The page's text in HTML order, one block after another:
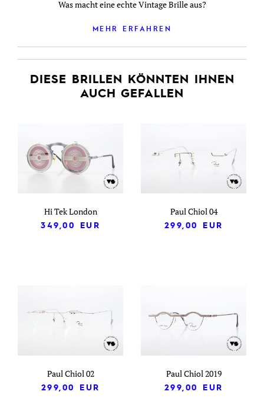
Was macht eine echte Vintage Brille aus?
MEHR ERFAHREN
DIESE BRILLEN KÖNNTEN IHNEN
AUCH GEFALLEN
Hi Tek London
349,00
EUR
Paul Chiol 04
299,00
EUR
Paul Chiol 02
299,00
EUR
Paul Chiol 2019
299,00
EUR